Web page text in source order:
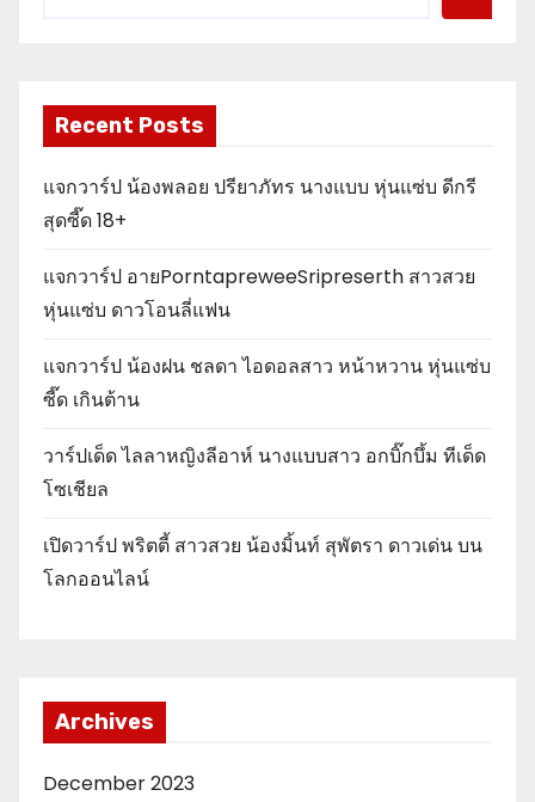
Recent Posts
แจกวาร์ป น้องพลอย ปรียาภัทร นางแบบ หุ่นแซ่บ ดีกรี
สุดซี๊ด 18+
แจกวาร์ป อายPorntapreweeSripreserth สาวสวย
หุ่นแซ่บ ดาวโอนลี่แฟน
แจกวาร์ป น้องฝน ชลดา ไอดอลสาว หน้าหวาน หุ่นแซ่บ
ซี๊ด เกินต้าน
วาร์ปเด็ด ไลลาหญิงลีอาห์ นางแบบสาว อกบิ๊กบึ้ม ทีเด็ด
โซเชียล
เปิดวาร์ป พริตตี้ สาวสวย น้องมิ้นท์ สุพัตรา ดาวเด่น บน
โลกออนไลน์
Archives
December 2023